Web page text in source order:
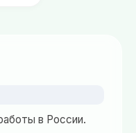
в России.